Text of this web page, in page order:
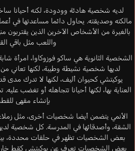
لديه شخصية هادئة وودودة، لكنه أحيانا
مالكته وصديقته. يحاول دائما مساعدتها في
بالغيرة من الأشخاص الآخرين الذين يقتربون
واللعب مثل باقي
الشخصية الثانوية هي ساكو فوزوكاوا، امرأة
لديها شخصية نشيطة وطيبة، لكنها تعاني
يوكيتشي كحيوان أليف، لكنها لا تدرك مدى
العناية بها، لكنها أحيانا تتجاهله أو تغضب
بإنشاء مقهى
الأنمي يتضمن أيضا شخصيات أخرى، مثل
الشقة، وأصدقائها في المدرسة. كل شخصية
بعض الشخصيات تظهر في حلقات محددة،
بعض الشخصيات تعرف عن يوكيتشي كقط خارق،